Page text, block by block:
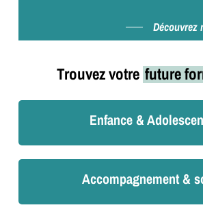
Découvrez
Trouvez votre future
Enfance &
Accompagnement &